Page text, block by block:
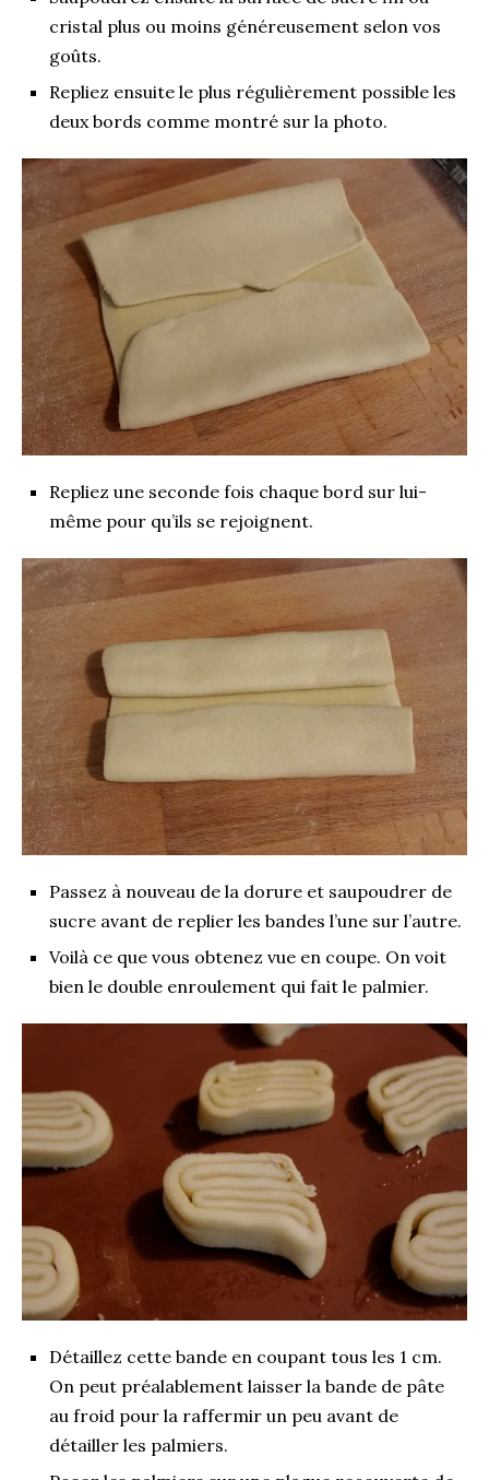
cristal plus ou moins généreusement selon vos
goûts.
Repliez ensuite le plus régulièrement possible les
deux bords comme montré sur la photo.
Repliez une seconde fois chaque bord sur lui-
même pour qu’ils se rejoignent.
Passez à nouveau de la dorure et saupoudrer de
sucre avant de replier les bandes l’une sur l’autre.
Voilà ce que vous obtenez vue en coupe. On voit
bien le double enroulement qui fait le palmier.
Détaillez cette bande en coupant tous les 1 cm.
On peut préalablement laisser la bande de pâte
au froid pour la raffermir un peu avant de
détailler les palmiers.